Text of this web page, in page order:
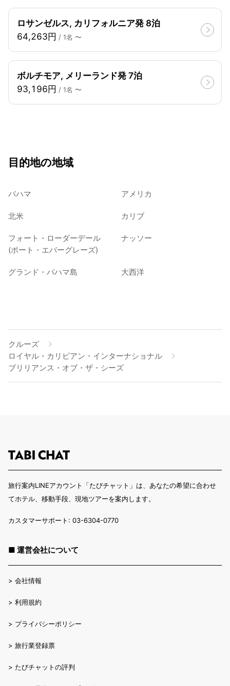
ロサンゼルス, カリフォルニア発 8泊
64,263円 / 1名 〜
ボルチモア, メリーランド発 7泊
93,196円 / 1名 〜
目的地の地域
バハマ アメリカ
北米 カリブ
フォート・ローダーデール
(ポート・エバーグレーズ)
ナッソー
グランド・バハマ島 大西洋
クルーズ
ロイヤル・カリビアン・インターナショナル
ブリリアンス・オブ・ザ・シーズ
旅行案内LINEアカウント「たびチャット」は、あなたの希望に合わせ
てホテル、移動手段、現地ツアーを案内します。
カスタマーサポート: 03-6304-0770
■ 運営会社について
> 会社情報
> 利用規約
> プライバシーポリシー
> 旅行業登録票
> たびチャットの評判